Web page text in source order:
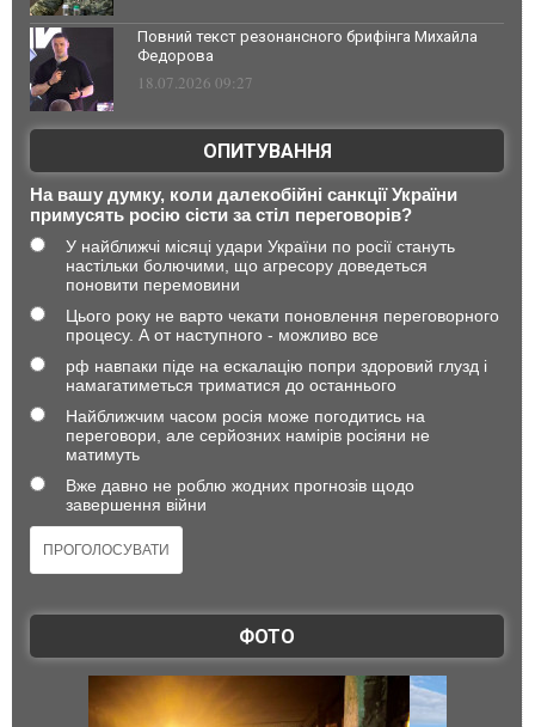
Повний текст резонансного брифінга Михайла
Федорова
18.07.2026 09:27
ОПИТУВАННЯ
На вашу думку, коли далекобійні санкції України
примусять росію сісти за стіл переговорів?
У найближчі місяці удари України по росії стануть
настільки болючими, що агресору доведеться
поновити перемовини
Цього року не варто чекати поновлення переговорного
процесу. А от наступного - можливо все
рф навпаки піде на ескалацію попри здоровий глузд і
намагатиметься триматися до останнього
Найближчим часом росія може погодитись на
переговори, але серйозних намірів росіяни не
матимуть
Вже давно не роблю жодних прогнозів щодо
завершення війни
ФОТО